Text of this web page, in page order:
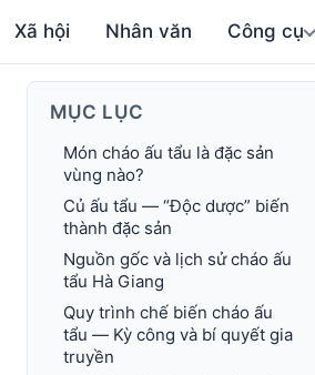
Xã hội Nhân văn Công cụ
MỤC LỤC
Món cháo ấu tẩu là đặc sản
vùng nào?
Củ ấu tẩu — “Độc dược” biến
thành đặc sản
Nguồn gốc và lịch sử cháo ấu
tẩu Hà Giang
Quy trình chế biến cháo ấu
tẩu — Kỳ công và bí quyết gia
truyền